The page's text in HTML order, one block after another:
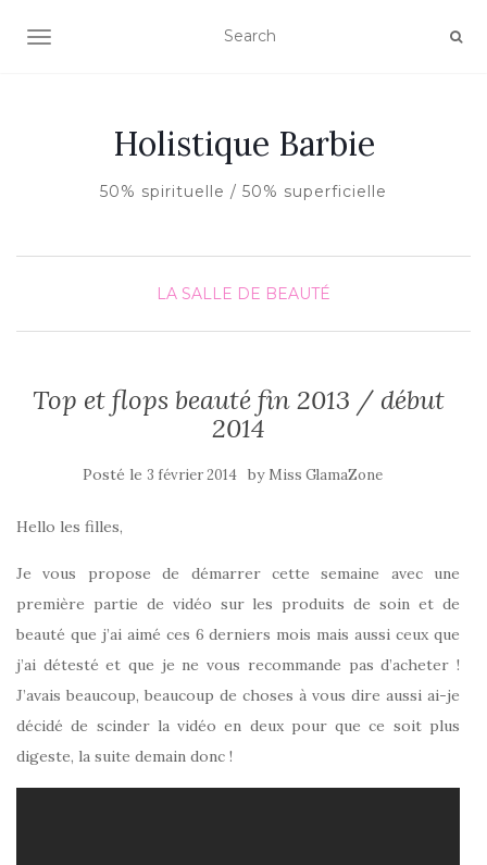
AFFICHER/MASQUER LA NAVIGATION
Holistique Barbie
50% spirituelle / 50% superficielle
LA SALLE DE BEAUTÉ
Top et flops beauté fin 2013 / début
2014
Posté le 3 février 2014 by Miss GlamaZone
Hello les filles,
Je vous propose de démarrer cette semaine avec une
première partie de vidéo sur les produits de soin et de
beauté que j’ai aimé ces 6 derniers mois mais aussi ceux que
j’ai détesté et que je ne vous recommande pas d’acheter !
J’avais beaucoup, beaucoup de choses à vous dire aussi ai-je
décidé de scinder la vidéo en deux pour que ce soit plus
digeste, la suite demain donc !